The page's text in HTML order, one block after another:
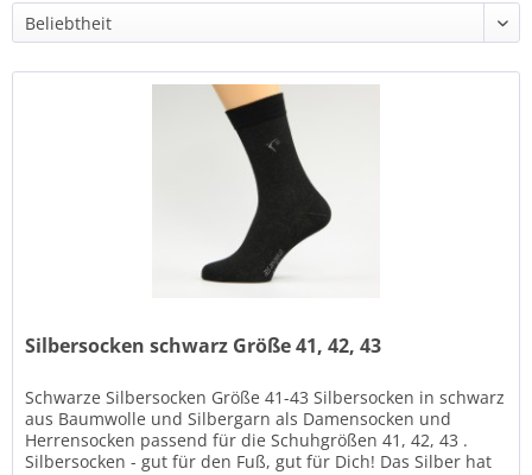
Silbersocken schwarz Größe 41, 42, 43
Schwarze Silbersocken Größe 41-43 Silbersocken in schwarz
aus Baumwolle und Silbergarn als Damensocken und
Herrensocken passend für die Schuhgrößen 41, 42, 43 .
Silbersocken - gut für den Fuß, gut für Dich! Das Silber hat